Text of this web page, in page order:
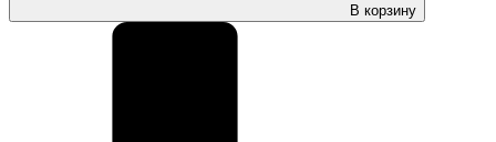
В корзину